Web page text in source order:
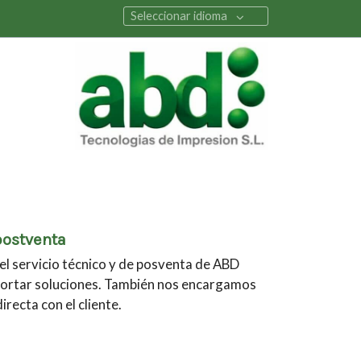
Seleccionar idioma
servicio técnico y de posventa de ABD
soluciones. También nos encargamos
con el cliente.